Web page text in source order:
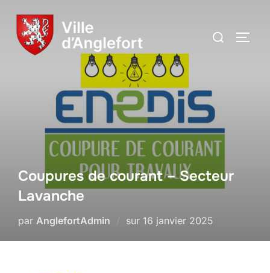
Coupures de courant – Secteur
Lavanche
par AnglefortAdmin sur 16 janvier 2025